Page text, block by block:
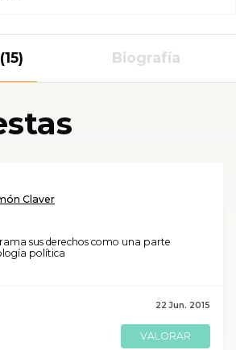
Biografía
Claver
sus derechos como una parte
política
22 Jun. 2015
VALORAR